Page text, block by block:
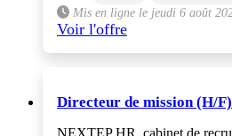
Mis en ligne le jeudi 6 août
Voir l'offre
Directeur de mission (H/F)
NEXTEP HR, cabinet de